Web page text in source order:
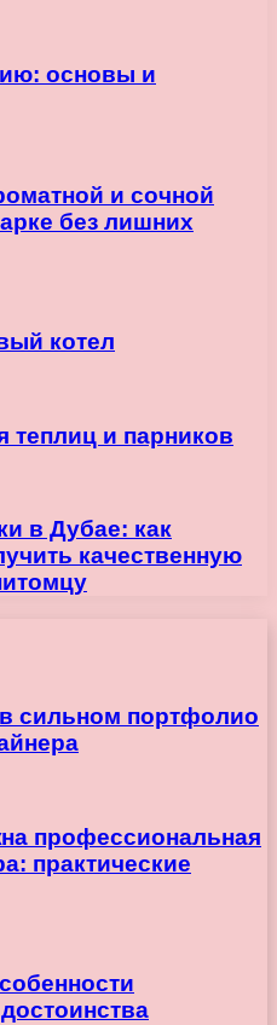
основы и
и сочной
без лишних
котел
и парников
в Дубае: как
качественную
сильном портфолио
профессиональная
практические